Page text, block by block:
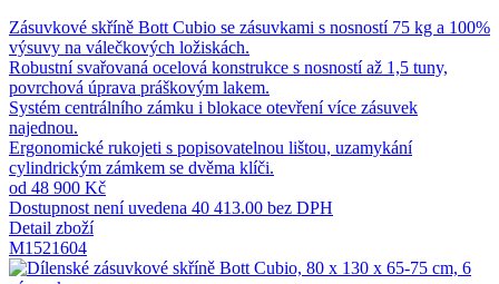
Zásuvkové skříně Bott Cubio se zásuvkami s nosností 75 kg a 100%
výsuvy na válečkových ložiskách.
Robustní svařovaná ocelová konstrukce s nosností až 1,5 tuny,
povrchová úprava práškovým lakem.
Systém centrálního zámku i blokace otevření více zásuvek
najednou.
Ergonomické rukojeti s popisovatelnou lištou, uzamykání
cylindrickým zámkem se dvěma klíči.
od 48 900 Kč
Dostupnost není uvedena 40 413.00 bez DPH
Detail zboží
M1521604